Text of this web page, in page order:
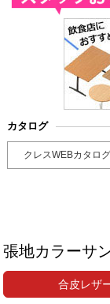
カタログ
クレスWEBカタロ